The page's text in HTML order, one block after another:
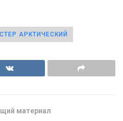
АРКТИЧЕСКИЙ
материал